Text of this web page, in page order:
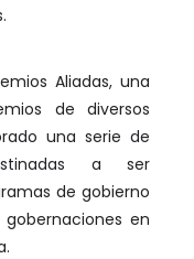
Aliadas, una
de diversos
una serie de
a ser
de gobierno
en